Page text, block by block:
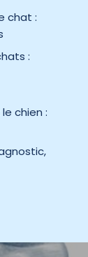
chat :
:
chien :